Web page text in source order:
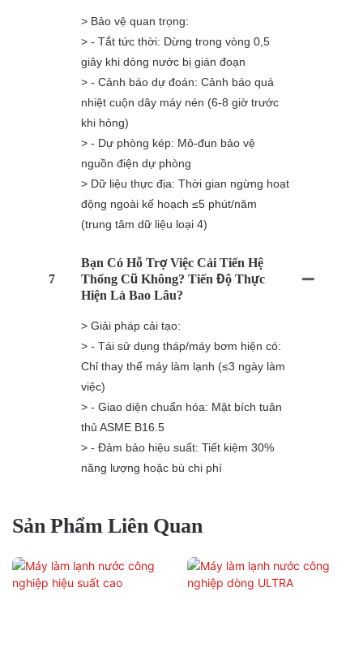
> Bảo vệ quan trọng:
> - Tắt tức thời: Dừng trong vòng 0,5
giây khi dòng nước bị gián đoạn
> - Cảnh báo dự đoán: Cảnh báo quá
nhiệt cuộn dây máy nén (6-8 giờ trước
khi hỏng)
> - Dự phòng kép: Mô-đun bảo vệ
nguồn điện dự phòng
> Dữ liệu thực địa: Thời gian ngừng hoạt
động ngoài kế hoạch ≤5 phút/năm
(trung tâm dữ liệu loại 4)
7
Bạn Có Hỗ Trợ Việc Cải Tiến Hệ
Thống Cũ Không? Tiến Độ Thực
Hiện Là Bao Lâu?
> Giải pháp cải tạo:
> - Tái sử dụng tháp/máy bơm hiện có:
Chỉ thay thế máy làm lạnh (≤3 ngày làm
việc)
> - Giao diện chuẩn hóa: Mặt bích tuân
thủ ASME B16.5
> - Đảm bảo hiệu suất: Tiết kiệm 30%
năng lượng hoặc bù chi phí
Sản Phẩm Liên Quan